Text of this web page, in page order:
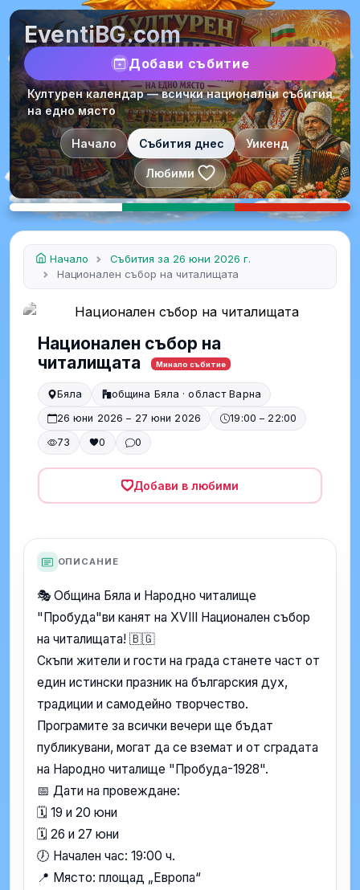
EventiBG.com
Добави събитие
Културен календар — всички национални събития
на едно място
Начало Събития днес Уикенд
Любими
Начало
Събития за 26 юни 2026 г.
Национален събор на читалищата
Национален събор на
читалищата
Минало събитие
Бяла
община Бяла · област Варна
26 юни 2026 – 27 юни 2026
19:00 – 22:00
73
0 0
Добави в любими
ОПИСАНИЕ
🎭 Община Бяла и Народно читалище
"Пробуда"ви канят на XVIII Национален събор
на читалищата! 🇧🇬
Скъпи жители и гости на града станете част от
един истински празник на българския дух,
традиции и самодейно творчество.
Програмите за всички вечери ще бъдат
публикувани, могат да се вземат и от сградата
на Народно читалище "Пробуда-1928".
📅 Дати на провеждане:
🗓️ 19 и 20 юни
🗓️ 26 и 27 юни
🕖 Начален час: 19:00 ч.
📍 Място: площад „Европа“